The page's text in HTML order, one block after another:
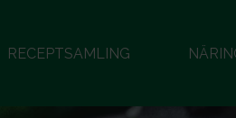
RECEPTSAMLING